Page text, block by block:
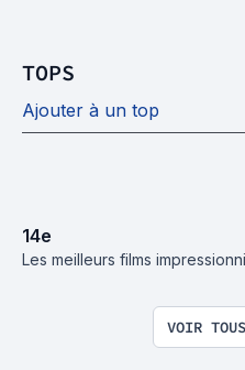
TOPS
Ajouter à un top
14e
Les meilleurs films
VOIR